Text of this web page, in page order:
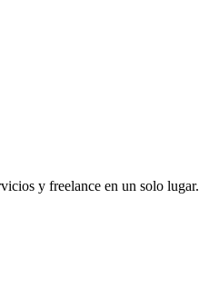
y freelance en un solo lugar.